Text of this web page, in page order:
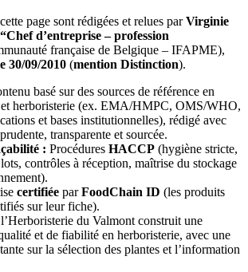
page sont rédigées et relues parVirginie
“Chef d’entreprise – profession
française de Belgique – IFAPME),
30/09/2010 (mention Distinction).
basé sur des sources de référence en
herboristerie (ex. EMA/HMPC, OMS/WHO,
et bases institutionnelles), rédigé avec
transparente et sourcée.
: Procédures HACCP (hygiène stricte,
contrôles à réception, maîtrise du stockage
certifiée parFoodChain ID (les produits
sur leur fiche).
l’Herboristerie du Valmont construit une
et de fiabilité en herboristerie, avec une
sur la sélection des plantes et l’information